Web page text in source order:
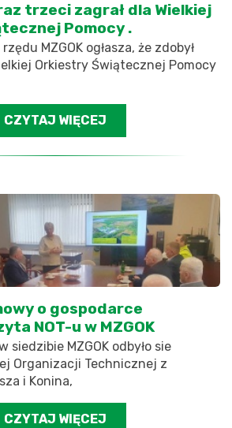
trzeci zagrał dla Wielkiej
Pomocy .
MZGOK ogłasza, że zdobył
Orkiestry Świątecznej Pomocy
CZYTAJ WIĘCEJ
o gospodarce
NOT-u w MZGOK
siedzibie MZGOK odbyło sie
Organizacji Technicznej z
i Konina,
CZYTAJ WIĘCEJ